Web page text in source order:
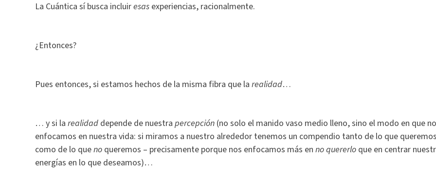
La Cuántica sí busca incluiresas experiencias, racionalmente.
¿Entonces?
Pues entonces, si estamos hechos de la misma fibra que la realidad…
… y si la realidad depende de nuestra percepción (no solo el manido vaso medio lleno, sino el modo en que
enfocamos en nuestra vida: si miramos a nuestro alrededor tenemos un compendio tanto de lo que queremos
como de lo queno queremos – precisamente porque nos enfocamos más en no quererlo que en centrar
energías en lo que deseamos)…